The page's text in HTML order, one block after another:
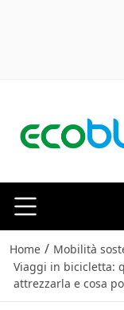
Home / Mobilità
Viaggi in bicicletta:
attrezzarla e cosa